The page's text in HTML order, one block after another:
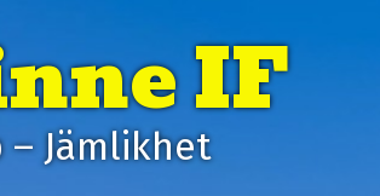
IF
– Jämlikhet